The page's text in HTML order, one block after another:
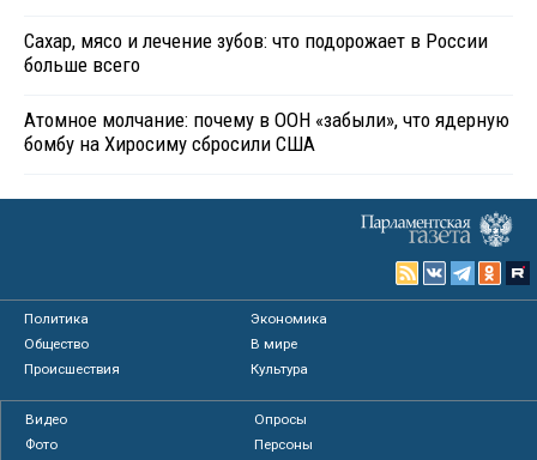
Сахар, мясо и лечение зубов: что подорожает в России
больше всего
Атомное молчание: почему в ООН «забыли», что ядерную
бомбу на Хиросиму сбросили США
Политика
Экономика
Общество
В мире
Происшествия
Культура
Видео
Опросы
Фото
Персоны